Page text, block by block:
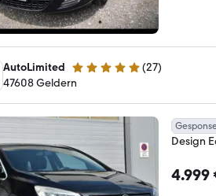
AutoLimited 5 Sterne (27)
47608 Geldern
Design
4.999